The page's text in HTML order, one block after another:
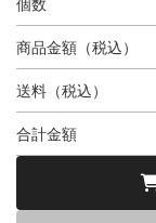
個数
商品金額（税込）
送料（税込）
合計金額